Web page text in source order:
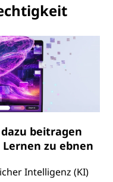
beitragen
zu ebnen
Intelligenz (KI)